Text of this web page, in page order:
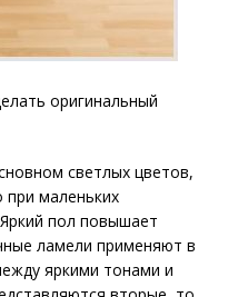
оригинальный
светлых цветов,
маленьких
пол повышает
ламели применяют в
яркими тонами и